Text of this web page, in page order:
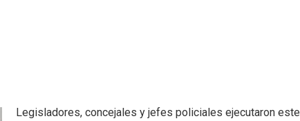
Legisladores, concejales y jefes policiales ejecutaron este